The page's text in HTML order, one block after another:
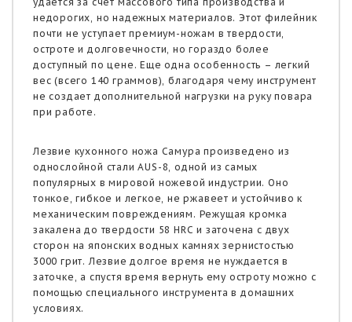
недорогих, но надежных материалов. Этот филейник
почти не уступает премиум-ножам в твердости,
остроте и долговечности, но гораздо более
доступный по цене. Еще одна особенность – легкий
вес (всего 140 граммов), благодаря чему инструмент
не создает дополнительной нагрузки на руку повара
при работе.
Лезвие кухонного ножа Самура произведено из
однослойной стали AUS-8, одной из самых
популярных в мировой ножевой индустрии. Оно
тонкое, гибкое и легкое, не ржавеет и устойчиво к
механическим повреждениям. Режущая кромка
закалена до твердости 58 HRC и заточена с двух
сторон на японских водных камнях зернистостью
3000 грит. Лезвие долгое время не нуждается в
заточке, а спустя время вернуть ему остроту можно с
помощью специального инструмента в домашних
условиях.